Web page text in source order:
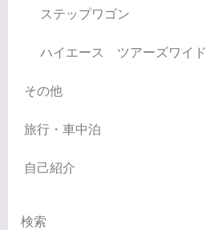
ステップワゴン
ハイエース ツアーズワイド
その他
旅行・車中泊
自己紹介
検索